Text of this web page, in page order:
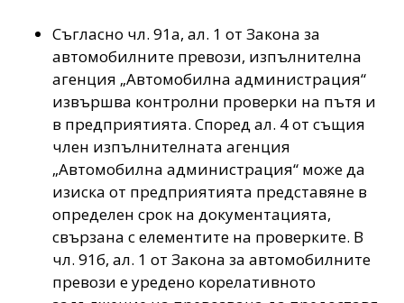
Съгласно чл. 91а, ал. 1 от Закона за
автомобилните превози, изпълнителна
агенция „Автомобилна администрация“
извършва контролни проверки на пътя и
в предприятията. Според ал. 4 от същия
член изпълнителната агенция
„Автомобилна администрация“ може да
изиска от предприятията представяне в
определен срок на документацията,
свързана с елементите на проверките. В
чл. 91б, ал. 1 от Закона за автомобилните
превози е уредено корелативното